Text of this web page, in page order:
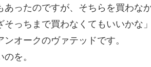
ったのですが、そちらを買わな
っちまで買わなくてもいいかな」
オークのヴァテッドです。
を。